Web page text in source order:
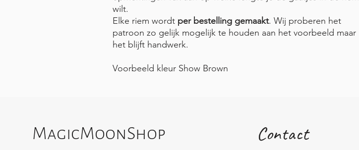
wilt.
Elke riem wordt per bestelling gemaakt. Wij proberen het
patroon zo gelijk mogelijk te houden aan het voorbeeld maar
het blijft handwerk.
Voorbeeld kleur Show Brown
MagicMoonShop Contact